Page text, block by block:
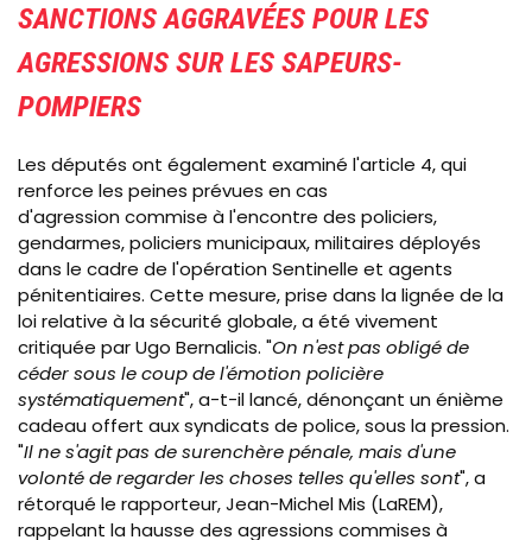
SANCTIONS AGGRAVÉES POUR LES
AGRESSIONS SUR LES SAPEURS-
POMPIERS
Les députés ont également examiné l'article 4, qui
renforce les peines prévues en cas
d'agression commise à l'encontre des policiers,
gendarmes, policiers municipaux, militaires déployés
dans le cadre de l'opération Sentinelle et agents
pénitentiaires. Cette mesure, prise dans la lignée de la
loi relative à la sécurité globale, a été vivement
critiquée par Ugo Bernalicis. "On n'est pas obligé de
céder sous le coup de l'émotion policière
systématiquement", a-t-il lancé, dénonçant un énième
cadeau offert aux syndicats de police, sous la pression.
"Il ne s'agit pas de surenchère pénale, mais d'une
volonté de regarder les choses telles qu'elles sont", a
rétorqué le rapporteur, Jean-Michel Mis (LaREM),
rappelant la hausse des agressions commises à